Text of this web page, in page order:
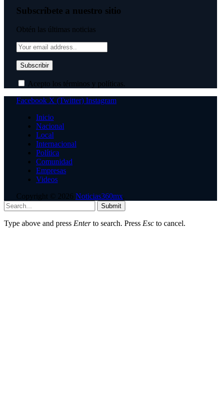
Subscríbete a nuestro sitio
Obtén las últimas noticias
Acepto los términos y políticas.
Facebook X (Twitter) Instagram
Inicio
Nacional
Local
Internacional
Política
Comunidad
Empresas
Videos
Copyright © 2026 Noticias360mx
Submit
Type above and press Enterto search. Press Esc to cancel.